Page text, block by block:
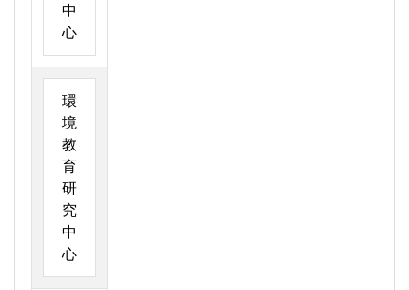
中
心
環
境
教
育
研
究
中
心